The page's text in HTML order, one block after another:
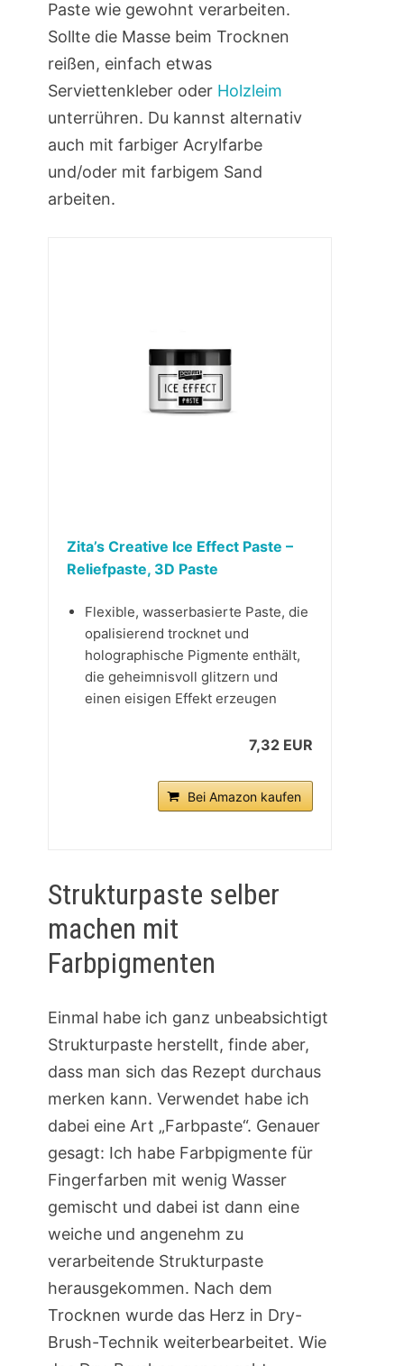
Paste wie gewohnt verarbeiten.
Sollte die Masse beim Trocknen
reißen, einfach etwas
Serviettenkleber oder Holzleim
unterrühren. Du kannst alternativ
auch mit farbiger Acrylfarbe
und/oder mit farbigem Sand
arbeiten.
Zita’s Creative Ice Effect Paste –
Reliefpaste, 3D Paste
Flexible, wasserbasierte Paste, die
opalisierend trocknet und
holographische Pigmente enthält,
die geheimnisvoll glitzern und
einen eisigen Effekt erzeugen
7,32 EUR
Bei Amazon kaufen
Strukturpaste selber
machen mit
Farbpigmenten
Einmal habe ich ganz unbeabsichtigt
Strukturpaste herstellt, finde aber,
dass man sich das Rezept durchaus
merken kann. Verwendet habe ich
dabei eine Art „Farbpaste“. Genauer
gesagt: Ich habe Farbpigmente für
Fingerfarben mit wenig Wasser
gemischt und dabei ist dann eine
weiche und angenehm zu
verarbeitende Strukturpaste
herausgekommen. Nach dem
Trocknen wurde das Herz in Dry-
Brush-Technik weiterbearbeitet. Wie